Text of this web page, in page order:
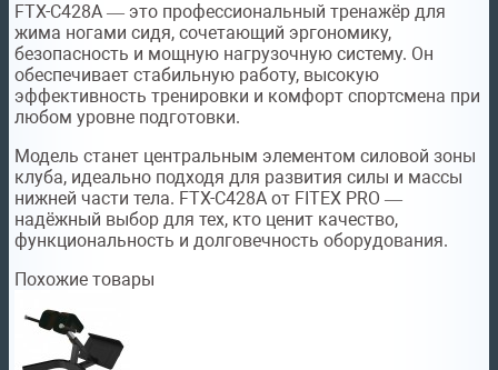
FTX-C428A — это профессиональный тренажёр для
жима ногами сидя, сочетающий эргономику,
безопасность и мощную нагрузочную систему. Он
обеспечивает стабильную работу, высокую
эффективность тренировки и комфорт спортсмена при
любом уровне подготовки.
Модель станет центральным элементом силовой зоны
клуба, идеально подходя для развития силы и массы
нижней части тела. FTX-C428A от FITEX PRO —
надёжный выбор для тех, кто ценит качество,
функциональность и долговечность оборудования.
Похожие товары